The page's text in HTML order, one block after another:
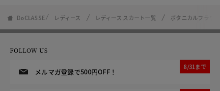
DoCLASSE レディース レディース スカート一覧 ボタニカルフラワ
FOLLOW US
メルマガ登録で500円OFF！
8/31まで